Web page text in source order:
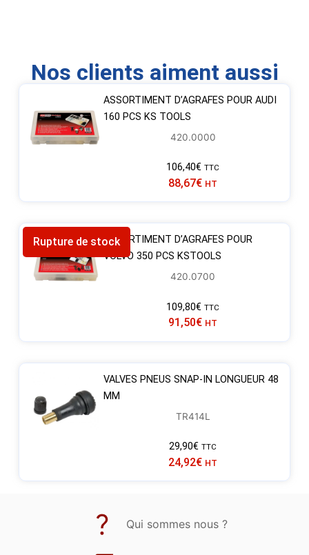
Nos clients aiment aussi
ASSORTIMENT D’AGRAFES POUR AUDI
160 PCS KS TOOLS
420.0000
106,40€ TTC
88,67€ HT
Rupture de stockASSORTIMENT D’AGRAFES POUR
VOLVO 350 PCS KSTOOLS
420.0700
109,80€ TTC
91,50€ HT
VALVES PNEUS SNAP-IN LONGUEUR 48
MM
TR414L
29,90€ TTC
24,92€ HT
Qui sommes nous ?